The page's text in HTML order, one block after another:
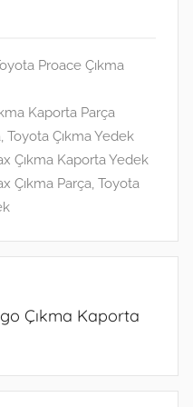
o
c
o
m
e
g
er
e
Proace Çıkma
Kaporta Parça
, Toyota Çıkma Yedek
Çıkma Kaporta Yedek
Çıkma Parça, Toyota
Çıkma Kaporta